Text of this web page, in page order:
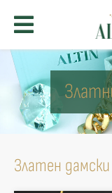
Златен